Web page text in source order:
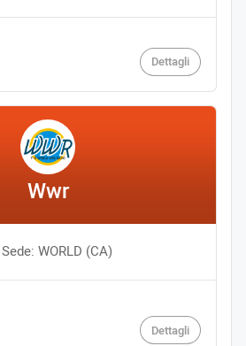
Dettagli
Wwr
Sede: WORLD (CA)
Dettagli